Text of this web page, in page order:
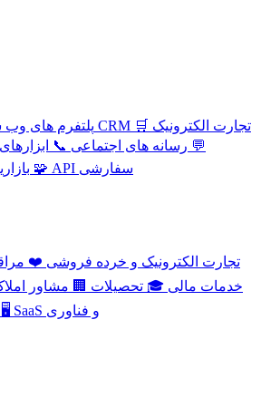
پلتفرم های سیستم های CRM 🛒 تجارت الکترونیک
💬 رسانه های اجتماعی 📞
🧩 API سفارشی
تجارت الکترونیک و خرده فروشی ❤️
خدمات مالی 🎓 تحصیلات 🏢 مشاور
🖥️
SaaS و فناوری